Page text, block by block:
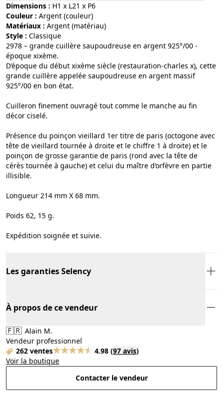
Dimensions : H1 x L21 x P6
Couleur :
argent (couleur)
Matériaux :
argent (matériau)
Style :
classique
2978 – grande cuillère saupoudreuse en argent 925°/00 -
époque xixème.
D’époque du début xixème siècle (restauration-charles x), cette
grande cuillère appelée saupoudreuse en argent massif
925°/00 en bon état.
Cuilleron finement ouvragé tout comme le manche au fin
décor ciselé.
Présence du poinçon vieillard 1er titre de paris (octogone avec
tête de vieillard tournée à droite et le chiffre 1 à droite) et le
poinçon de grosse garantie de paris (rond avec la tête de
cérès tournée à gauche) et celui du maître d’orfèvre en partie
illisible.
Longueur 214 mm X 68 mm.
Poids 62, 15 g.
Expédition soignée et suivie.
Les garanties Selency
À propos de ce vendeur
🇫🇷 Alain M.
Vendeur professionnel
262 ventes
4.98 (97 avis)
Voir la boutique
Contacter le vendeur